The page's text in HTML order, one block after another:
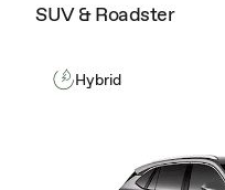
SUV & Roadster
Hybrid